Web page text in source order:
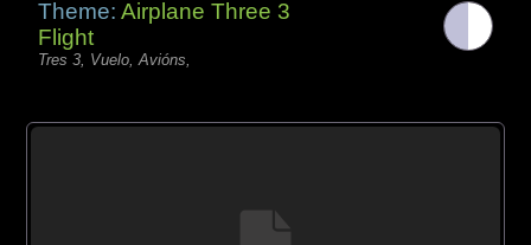
Theme:Airplane Three 3
Flight
Tres 3, Vuelo, Avións,